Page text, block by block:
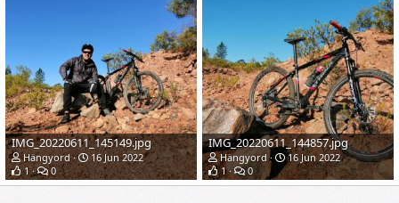
IMG_20220611_145149.jpg
Hängyord
16 Jun 2022
1
0
IMG_20220611_144857.jpg
Hängyord
16 Jun 2022
1
0